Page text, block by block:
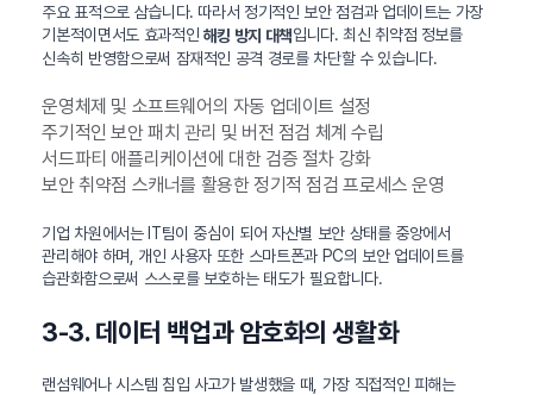
주요 표적으로 삼습니다. 따라서 정기적인 보안 점검과 업데이트는 가장
기본적이면서도 효과적인 해킹 방지 대책입니다. 최신 취약점 정보를
신속히 반영함으로써 잠재적인 공격 경로를 차단할 수 있습니다.
운영체제 및 소프트웨어의 자동 업데이트 설정
주기적인 보안 패치 관리 및 버전 점검 체계 수립
서드파티 애플리케이션에 대한 검증 절차 강화
보안 취약점 스캐너를 활용한 정기적 점검 프로세스 운영
기업 차원에서는 IT팀이 중심이 되어 자산별 보안 상태를 중앙에서
관리해야 하며, 개인 사용자 또한 스마트폰과 PC의 보안 업데이트를
습관화함으로써 스스로를 보호하는 태도가 필요합니다.
3-3. 데이터 백업과 암호화의 생활화
랜섬웨어나 시스템 침입 사고가 발생했을 때, 가장 직접적인 피해는